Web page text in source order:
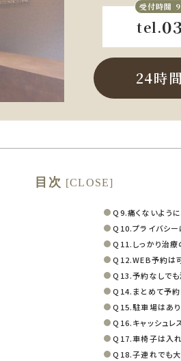
受付時間
tel.
24時
目次 [CLOSE]
Q9.痛くないよう
Q10.プライバシー
Q11.しっかり治療
Q12.WEB予約は
Q13.予約なしでも
Q14.まとめて予約
Q15.駐車場はあり
Q16.キャッシュレ
Q17.車椅子は入
Q18.子連れでも大